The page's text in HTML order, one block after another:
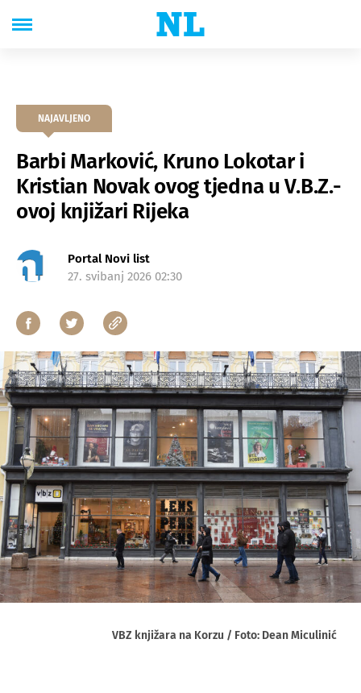
NAJAVLJENO
Barbi Marković, Kruno Lokotar i
Kristian Novak ovog tjedna u V.B.Z.-
ovoj knjižari Rijeka
Portal Novi list
27. svibanj 2026 02:30
VBZ knjižara na Korzu / Foto: Dean Miculinić